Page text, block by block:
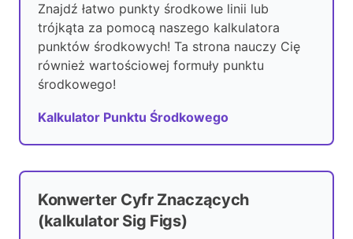
Znajdź łatwo punkty środkowe linii lub
trójkąta za pomocą naszego kalkulatora
punktów środkowych! Ta strona nauczy Cię
również wartościowej formuły punktu
środkowego!
Kalkulator Punktu Środkowego
Konwerter Cyfr Znaczących
(kalkulator Sig Figs)